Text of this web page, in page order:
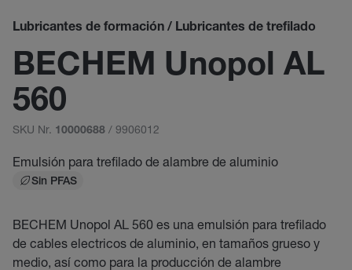
Lubricantes de formación / Lubricantes de trefilado
BECHEM Unopol AL
560
SKU Nr. 10000688 / 9906012
Emulsión para trefilado de alambre de aluminio
Sin PFAS
BECHEM Unopol AL 560 es una emulsión para trefilado
de cables electricos de aluminio, en tamaños grueso y
medio, así como para la producción de alambre